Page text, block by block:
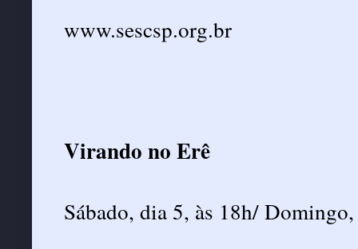
www.sescsp.org.br
Virando no Erê
Sábado, dia 5, às 18h/